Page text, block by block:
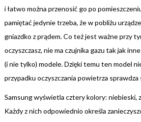
i łatwo można przenosić go po
pamiętać jedynie trzeba, że w pobliżu
gniazdko z prądem. Co też jest ważne przy
oczyszczasz, nie ma czujnika gazu tak jak
(i nie tylko) modele. Dzięki temu ten model
przypadku oczyszczania powietrza sprawdza
Samsung wyświetla cztery kolory: niebieski,
Każdy z nich odpowiednio określa